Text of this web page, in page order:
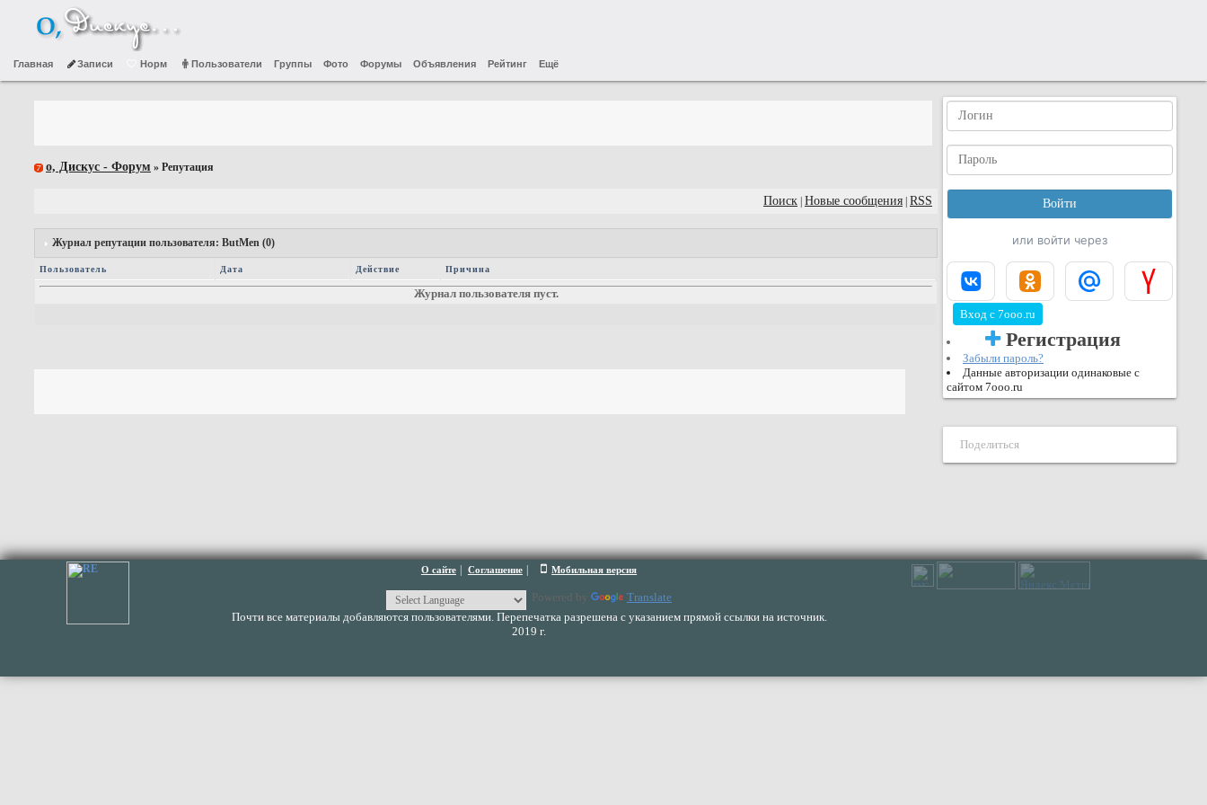
Главная Записи Норм Пользователи Группы Фото Форумы Объявления Рейтинг Ещё
о, Дискус - Форум » Репутация
Поиск Новые сообщения RSS
Журнал репутации пользователя: ButMen (0)
Пользователь Дата Действие Причина
Журнал пользователя пуст.
или войти через
Вход с 7ooo.ru
Регистрация
Забыли пароль?
Данные авторизации одинаковые с
сайтом 7ooo.ru
Поделиться
О сайте Соглашение Мобильная версия
Powered by
Translate
Почти все материалы добавляются пользователями. Перепечатка разрешена с указанием прямой ссылки на источник.
2019 г.